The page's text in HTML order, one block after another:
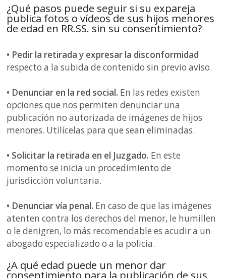
¿Qué pasos puede seguir si su expareja
publica fotos o vídeos de sus hijos menores
de edad en RR.SS. sin su consentimiento?
• Pedir la retirada y expresar la disconformidad
respecto a la subida de contenido sin previo aviso.
• Denunciar en la red social. En las redes existen
opciones que nos permiten denunciar una
publicación no autorizada de imágenes de hijos
menores. Utilícelas para que sean eliminadas.
• Solicitar la retirada en el Juzgado. En este
momento se inicia un procedimiento de
jurisdicción voluntaria.
• Denunciar vía penal. En caso de que las imágenes
atenten contra los derechos del menor, le humillen
o le denigren, lo más recomendable es acudir a un
abogado especializado o a la policía.
¿A qué edad puede un menor dar
consentimiento para la publicación de sus